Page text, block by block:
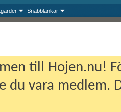
Snabblänkar
till Hojen.nu!
du vara medlem.